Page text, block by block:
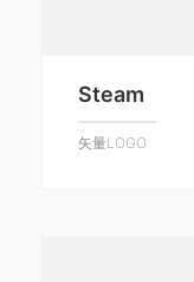
Steam
矢量LOGO